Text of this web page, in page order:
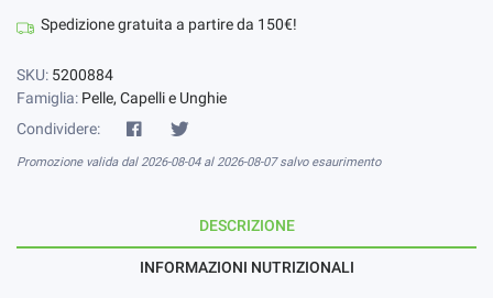
Spedizione gratuita a partire da 150€!
SKU: 5200884
Famiglia: Pelle, Capelli e Unghie
Condividere:
Promozione valida dal 2026-08-04 al 2026-08-07 salvo esaurimento
DESCRIZIONE
INFORMAZIONI NUTRIZIONALI